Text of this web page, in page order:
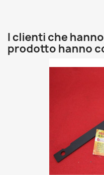
I clienti che
prodotto hanno